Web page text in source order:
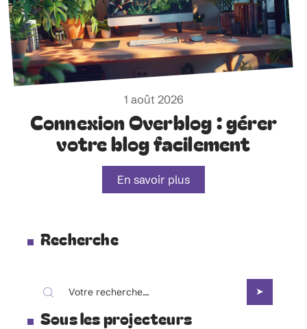
1 août 2026
Connexion Overblog : gérer
votre blog facilement
En savoir plus
Recherche
Sous les projecteurs